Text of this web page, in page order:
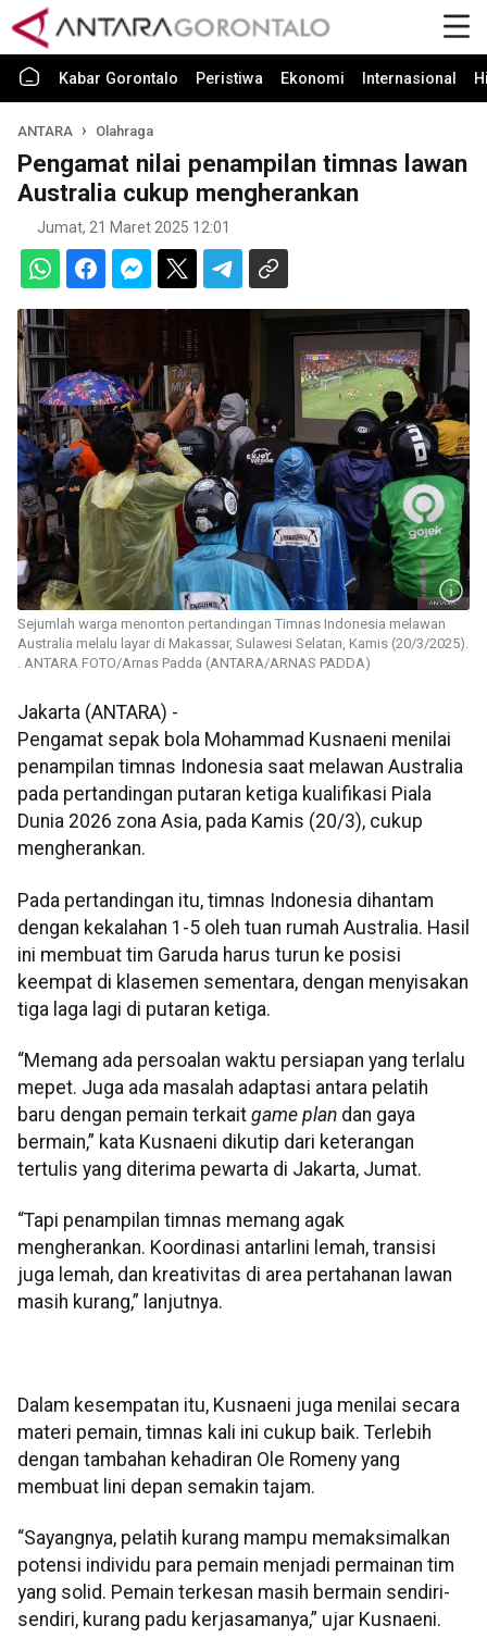
Kabar Gorontalo Peristiwa Ekonomi Internasional
ANTARA Olahraga
Pengamat nilai penampilan timnas lawan
Australia cukup mengherankan
Jumat, 21 Maret 2025 12:01
Sejumlah warga menonton pertandingan Timnas Indonesia melawan
Australia melalu layar di Makassar, Sulawesi Selatan, Kamis (20/3/2025).
. ANTARA FOTO/Arnas Padda (ANTARA/ARNAS PADDA)
Jakarta (ANTARA) -
Pengamat sepak bola Mohammad Kusnaeni menilai
penampilan timnas Indonesia saat melawan Australia
pada pertandingan putaran ketiga kualifikasi Piala
Dunia 2026 zona Asia, pada Kamis (20/3), cukup
mengherankan.
Pada pertandingan itu, timnas Indonesia dihantam
dengan kekalahan 1-5 oleh tuan rumah Australia. Hasil
ini membuat tim Garuda harus turun ke posisi
keempat di klasemen sementara, dengan menyisakan
tiga laga lagi di putaran ketiga.
“Memang ada persoalan waktu persiapan yang terlalu
mepet. Juga ada masalah adaptasi antara pelatih
baru dengan pemain terkait game plan dan gaya
bermain,” kata Kusnaeni dikutip dari keterangan
tertulis yang diterima pewarta di Jakarta, Jumat.
“Tapi penampilan timnas memang agak
mengherankan. Koordinasi antarlini lemah, transisi
juga lemah, dan kreativitas di area pertahanan lawan
masih kurang,” lanjutnya.
Dalam kesempatan itu, Kusnaeni juga menilai secara
materi pemain, timnas kali ini cukup baik. Terlebih
dengan tambahan kehadiran Ole Romeny yang
membuat lini depan semakin tajam.
“Sayangnya, pelatih kurang mampu memaksimalkan
potensi individu para pemain menjadi permainan tim
yang solid. Pemain terkesan masih bermain sendiri-
sendiri, kurang padu kerjasamanya,” ujar Kusnaeni.